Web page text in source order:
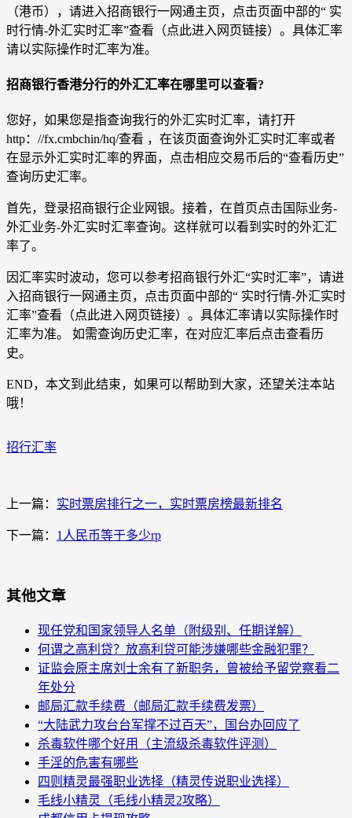
（港币），请进入招商银行一网通主页，点击页面中部的“ 实
时行情-外汇实时汇率”查看（点此进入网页链接）。具体汇率
请以实际操作时汇率为准。
招商银行香港分行的外汇汇率在哪里可以查看?
您好，如果您是指查询我行的外汇实时汇率，请打开
http：//fx.cmbchin/hq/查看 ，在该页面查询外汇实时汇率或者
在显示外汇实时汇率的界面，点击相应交易币后的“查看历史”
查询历史汇率。
首先，登录招商银行企业网银。接着，在首页点击国际业务-
外汇业务-外汇实时汇率查询。这样就可以看到实时的外汇汇
率了。
因汇率实时波动，您可以参考招商银行外汇“实时汇率”，请进
入招商银行一网通主页，点击页面中部的“ 实时行情-外汇实时
汇率”查看（点此进入网页链接）。具体汇率请以实际操作时
汇率为准。 如需查询历史汇率，在对应汇率后点击查看历
史。
END，本文到此结束，如果可以帮助到大家，还望关注本站
哦！
招行汇率
上一篇： 实时票房排行之一，实时票房榜最新排名
下一篇： 1人民币等于多少rp
其他文章
现任党和国家领导人名单（附级别、任期详解）
何谓之高利贷？放高利贷可能涉嫌哪些金融犯罪？
证监会原主席刘士余有了新职务，曾被给予留党察看二
年处分
邮局汇款手续费（邮局汇款手续费发票）
“大陆武力攻台台军撑不过百天”，国台办回应了
杀毒软件哪个好用（主流级杀毒软件评测）
手淫的危害有哪些
四则精灵最强职业选择（精灵传说职业选择）
毛线小精灵（毛线小精灵2攻略）